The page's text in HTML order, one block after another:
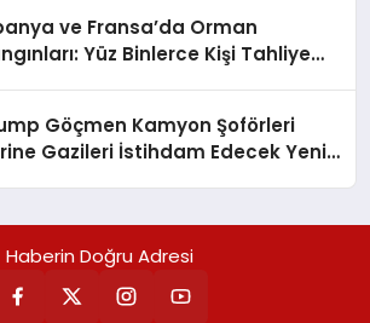
ve Fransa’da Orman
Yüz Binlerce Kişi Tahliye
Göçmen Kamyon Şoförleri
Gazileri İstihdam Edecek Yeni
Haberin Doğru Adresi